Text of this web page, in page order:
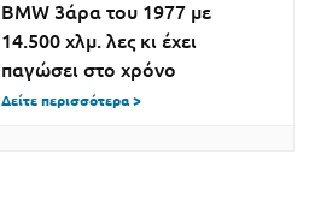
BMW 3άρα του 1977 με
14.500 χλμ. λες κι έχει
παγώσει στο χρόνο
Δείτε περισσότερα >